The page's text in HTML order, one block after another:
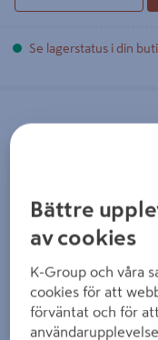
Se lagerstatus i din
OBH
155 kr / ST
Bättre
av cookies
K-Group och våra
cookies för att
förväntat och för